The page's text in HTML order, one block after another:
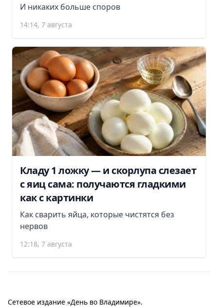
И никаких больше споров
14:14, 7 августа
Кладу 1 ложку — и скорлупа слезает
с яиц сама: получаются гладкими
как с картинки
Как сварить яйца, которые чистятся без
нервов
12:18, 7 августа
Сетевое издание «День во Владимире».